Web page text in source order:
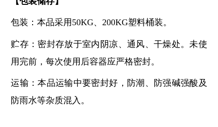
包装：本品采用 50KG、200KG塑料桶装。
贮存：密封存放于室内阴凉、通风、干燥处。未使
用完前，每次使用后容器应严格密封。
运输：本品运输中要密封好，防潮、防强碱强酸及
防雨水等杂质混入。